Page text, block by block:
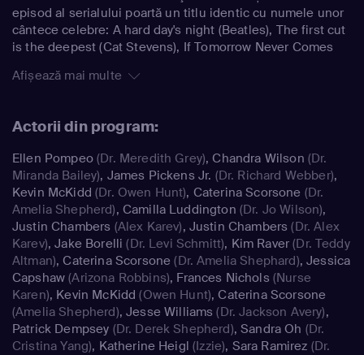
episod al serialului poartă un titlu identic cu numele unor
cântece celebre: A hard day's night (Beatles), The first cut
is the deepest (Cat Stevens), If Tomorrow Never Comes
Afișează mai multe
Actorii din program:
Ellen Pompeo(Dr. Meredith Grey),Chandra Wilson (Dr.
Miranda Bailey), James Pickens Jr. (Dr. Richard Webber),
Kevin McKidd (Dr. Owen Hunt), Caterina Scorsone (Dr.
Amelia Shepherd), Camilla Luddington (Dr. Jo Wilson),
Justin Chambers (Alex Karev), Justin Chambers (Dr. Alex
Karev),Jake Borelli (Dr. Levi Schmitt), Kim Raver (Dr. Teddy
Altman),Caterina Scorsone (Dr. Amelia Shephard),Jessica
Capshaw (Arizona Robbins), Frances Nichols (Nurse
Karen), Kevin McKidd (Owen Hunt),Caterina Scorsone
(Amelia Shepherd),Jesse Williams (Dr. Jackson Avery),
Patrick Dempsey (Dr. Derek Shepherd),Sandra Oh (Dr.
Cristina Yang), Katherine Heigl (Izzie), Sara Ramirez (Dr.